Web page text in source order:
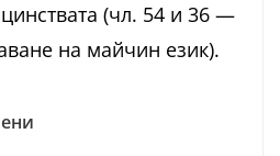
(чл. 54 и 36 —
на майчин език).